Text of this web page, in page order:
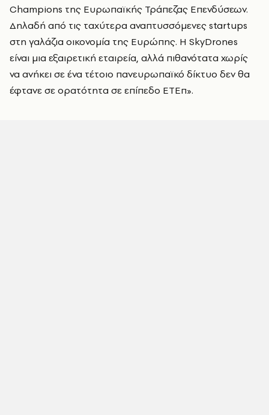
Champions της Ευρωπαϊκής Τράπεζας Επενδύσεων.
Δηλαδή από τις ταχύτερα αναπτυσσόμενες startups
στη γαλάζια οικονομία της Ευρώπης. Η SkyDrones
είναι μια εξαιρετική εταιρεία, αλλά πιθανότατα χωρίς
να ανήκει σε ένα τέτοιο πανευρωπαϊκό δίκτυο δεν θα
έφτανε σε ορατότητα σε επίπεδο ΕΤΕπ».